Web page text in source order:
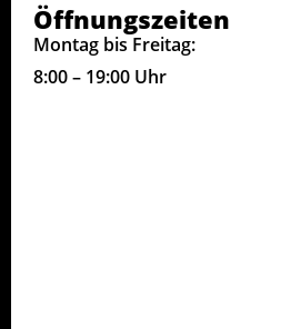
Öffnungszeiten
Montag bis Freitag:
8:00 – 19:00 Uhr